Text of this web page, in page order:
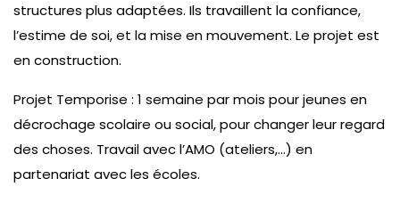
structures plus adaptées. Ils travaillent la confiance,
l’estime de soi, et la mise en mouvement. Le projet est
en construction.
Projet Temporise : 1 semaine par mois pour jeunes en
décrochage scolaire ou social, pour changer leur regard
des choses. Travail avec l’AMO (ateliers,…) en
partenariat avec les écoles.